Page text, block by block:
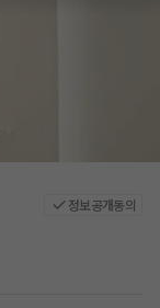
정보공개동의